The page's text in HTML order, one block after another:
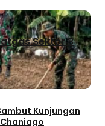
Sektor 8
Kunjungan